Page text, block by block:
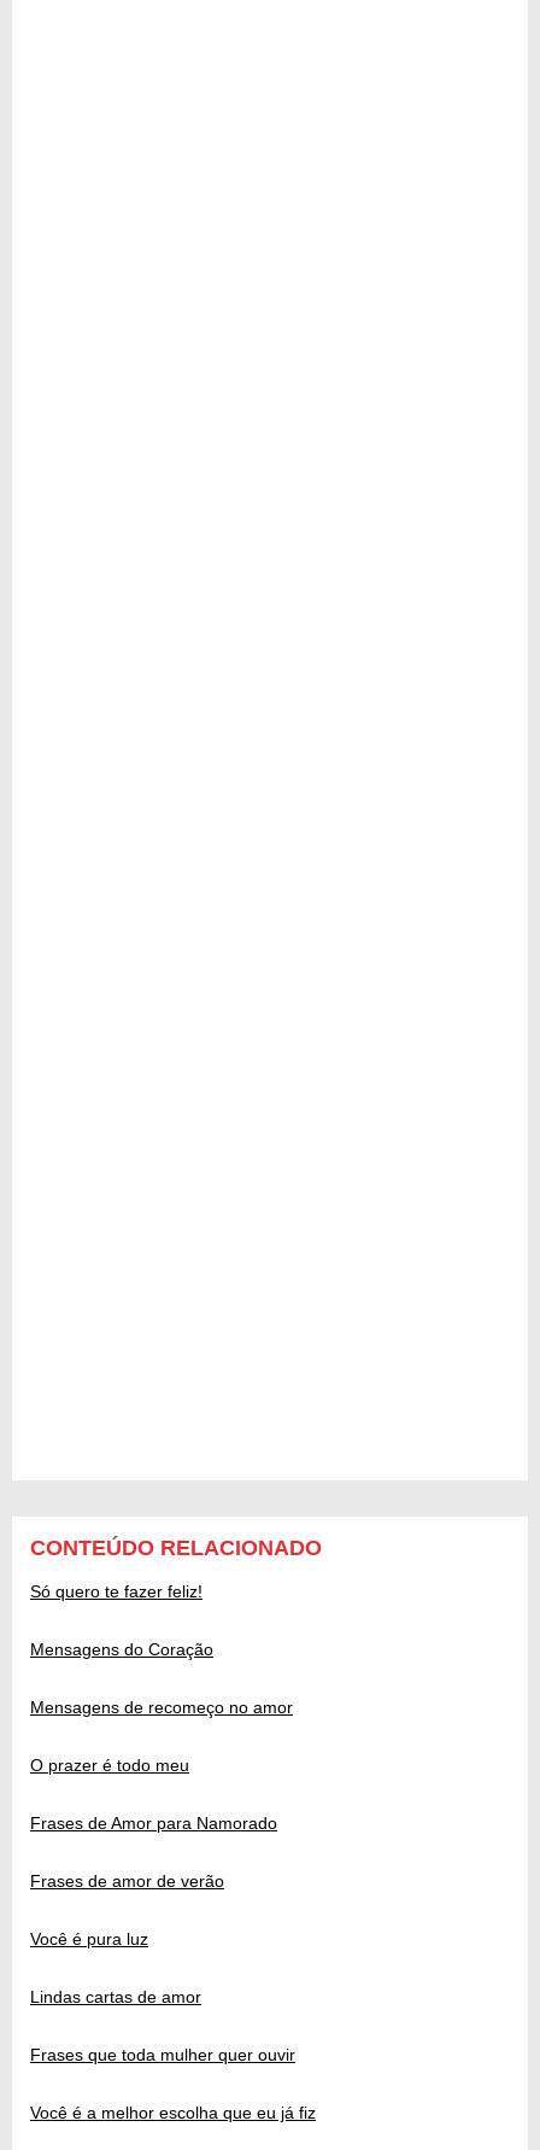
CONTEÚDO RELACIONADO
Só quero te fazer feliz!
Mensagens do Coração
Mensagens de recomeço no amor
O prazer é todo meu
Frases de Amor para Namorado
Frases de amor de verão
Você é pura luz
Lindas cartas de amor
Frases que toda mulher quer ouvir
Você é a melhor escolha que eu já fiz